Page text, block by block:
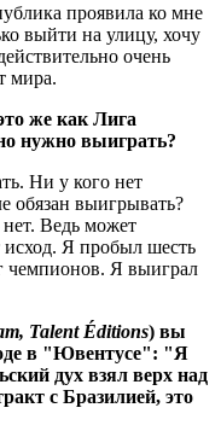
проявила ко мне
выйти на улицу, хочу
очень
мира.
же как Лига
нужно выиграть?
Ни у кого нет
обязан выигрывать?
Ведь может
исход. Я пробыл шесть
чемпионов. Я выиграл
Talent Éditions) вы
в "Ювентусе": "Я
дух взял верх над
с Бразилией, это